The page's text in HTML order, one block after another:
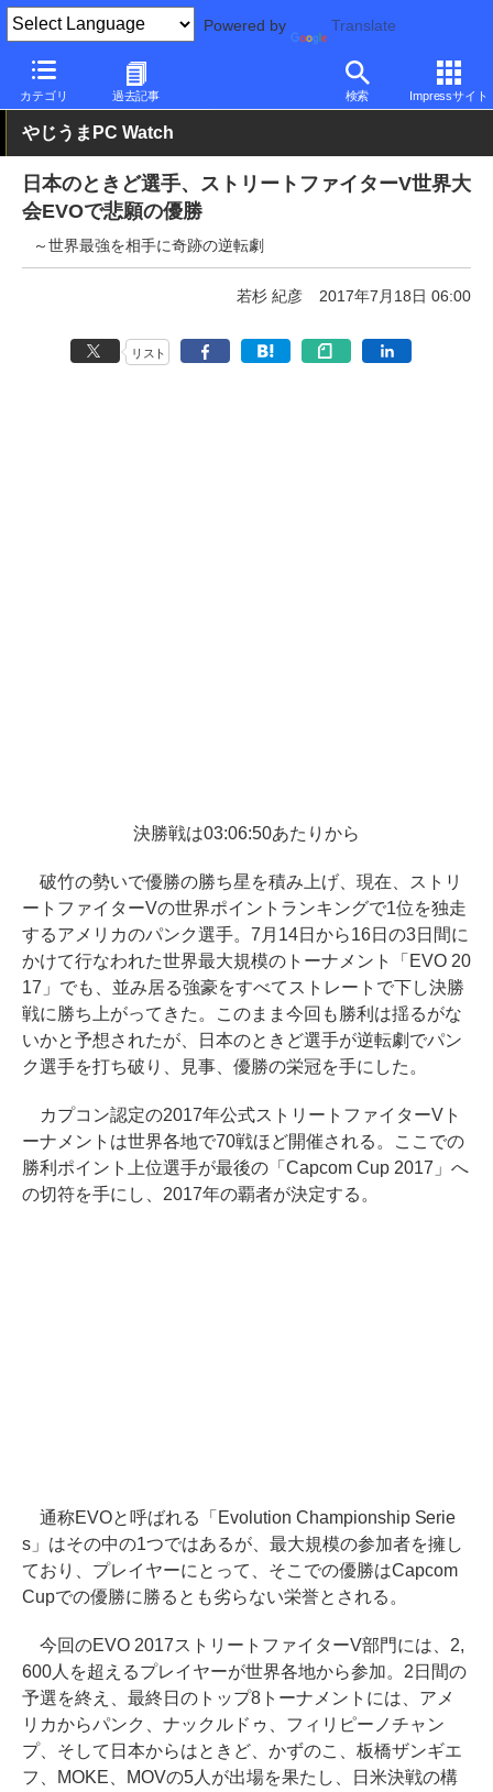
Powered by Translate
カテゴリ 過去記事 検索 Impressサイト
PC Watch 市場 その他
やじうまPC Watch
日本のときど選手、ストリートファイターV世界大
会EVOで悲願の優勝
～世界最強を相手に奇跡の逆転劇
若杉 紀彦 2017年7月18日 06:00
リスト
決勝戦は03:06:50あたりから
破竹の勢いで優勝の勝ち星を積み上げ、現在、ストリ
ートファイターVの世界ポイントランキングで1位を独走
するアメリカのパンク選手。7月14日から16日の3日間に
かけて行なわれた世界最大規模のトーナメント「EVO 20
17」でも、並み居る強豪をすべてストレートで下し決勝
戦に勝ち上がってきた。このまま今回も勝利は揺るがな
いかと予想されたが、日本のときど選手が逆転劇でパン
ク選手を打ち破り、見事、優勝の栄冠を手にした。
カプコン認定の2017年公式ストリートファイターVト
ーナメントは世界各地で70戦ほど開催される。ここでの
勝利ポイント上位選手が最後の「Capcom Cup 2017」へ
の切符を手にし、2017年の覇者が決定する。
通称EVOと呼ばれる「Evolution Championship Serie
s」はその中の1つではあるが、最大規模の参加者を擁し
ており、プレイヤーにとって、そこでの優勝はCapcom
Cupでの優勝に勝るとも劣らない栄誉とされる。
今回のEVO 2017ストリートファイターV部門には、2,
600人を超えるプレイヤーが世界各地から参加。2日間の
予選を終え、最終日のトップ8トーナメントには、アメ
リカからパンク、ナックルドゥ、フィリピーノチャン
プ、そして日本からはときど、かずのこ、板橋ザンギエ
フ、MOKE、MOVの5人が出場を果たし、日米決戦の構